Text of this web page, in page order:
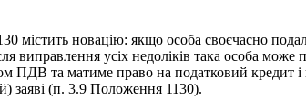
містить новацію: якщо особа своєчасно
виправлення усіх недоліків така особа
ПДВ та матиме право на податковий кредит і
заяві (п. 3.9 Положення 1130).